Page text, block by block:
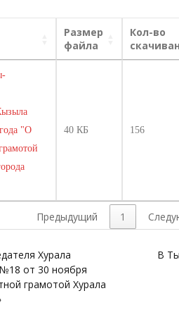
Размер
файла
Кол-во
"О
40 КБ 156
Предыдущий 1
Хурала
от 30 ноября
грамотой Хурала
В